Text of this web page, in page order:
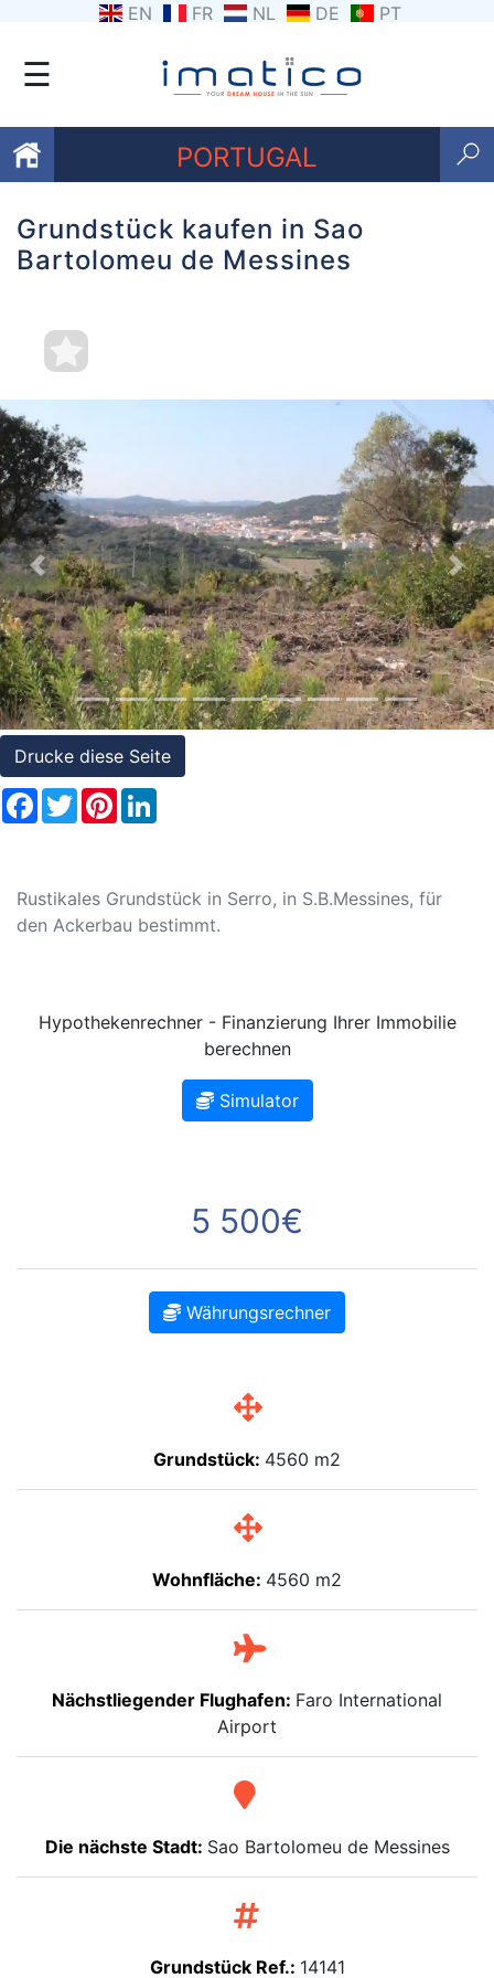
EN FR NL DE PT
☰
PORTUGAL
Favoriten
Kontaktiere
uns
Geschäftsbedingungen
Referenzen
Immobilien
und
Steuerrecht
Grundstück kaufen in Sao
Bartolomeu de Messines
Previous Next
Drucke diese Seite
Facebook
TwitterPinterest
Rustikales Grundstück in Serro, in S.B.Messines, für
den Ackerbau bestimmt.
Hypothekenrechner - Finanzierung Ihrer Immobilie
berechnen
Simulator
5 500€
Währungsrechner
Grundstück: 4560 m2
Wohnfläche: 4560 m2
Nächstliegender Flughafen: Faro International
Airport
Die nächste Stadt: Sao Bartolomeu de Messines
Grundstück Ref.: 14141